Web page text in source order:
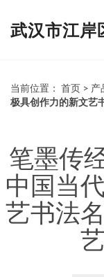
武汉市江岸
当前位置： 首页 > 产
极具创作力的新文艺
笔墨传
中国当
艺书法